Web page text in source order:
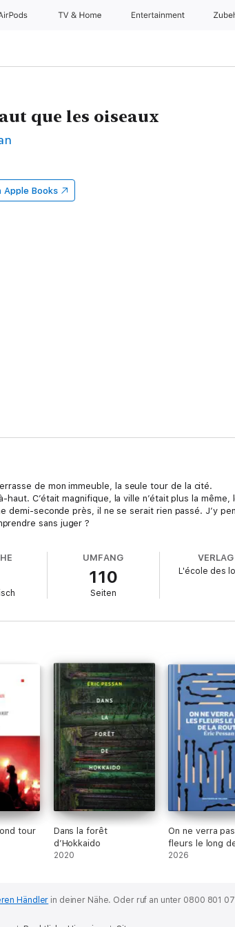
TV & Home Entertainment
que les oiseaux
Apple Books
de mon immeuble, la seule tour de la cité.
C’était magnifique, la ville n’était plus la
demi-seconde près, il ne se serait rien passé. J’y
sans juger ?
UMFANG
110
Seiten
VERLAG
L'école des
tour
Dans la forêt
d’Hokkaido
2020
On ne verra
fleurs le long
route
2026
Händler in deiner Nähe. Oder ruf an unter 0800 801